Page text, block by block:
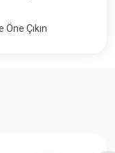
Çıkın